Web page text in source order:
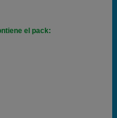
el pack: